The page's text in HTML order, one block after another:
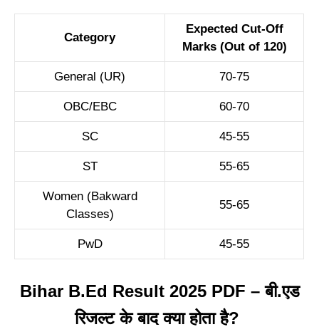
Category
Expected Cut-Off
Marks (Out of 120)
General (UR) 70-75
OBC/EBC 60-70
SC 45-55
ST 55-65
Women (Bakward
Classes)
55-65
PwD 45-55
Bihar B.Ed Result 2025 PDF – बी.एड
रिजल्ट के बाद क्या होता है?